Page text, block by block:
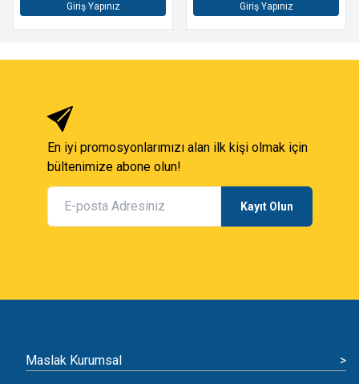
Giriş Yapınız Giriş Yapınız
En iyi promosyonlarımızı alan ilk kişi olmak için
bültenimize abone olun!
Kayıt Olun
Maslak Kurumsal >